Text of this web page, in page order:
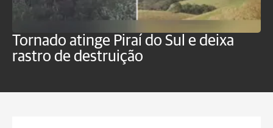
Tornado atinge Piraí do Sul e deixa
rastro de destruição